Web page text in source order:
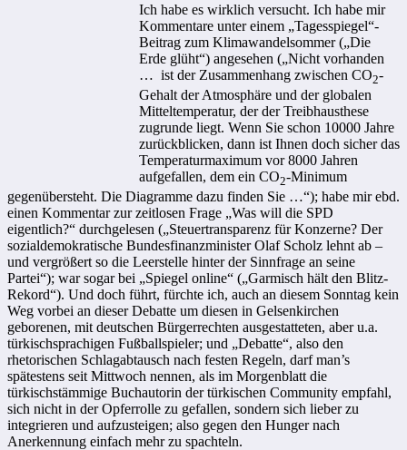
Ich habe es wirklich versucht. Ich habe mir
Kommentare unter einem „Tagesspiegel“-
Beitrag zum Klimawandelsommer („Die
Erde glüht“) angesehen („Nicht vorhanden
… ist der Zusammenhang zwischen CO2-
Gehalt der Atmosphäre und der globalen
Mitteltemperatur, der der Treibhausthese
zugrunde liegt. Wenn Sie schon 10000 Jahre
zurückblicken, dann ist Ihnen doch sicher das
Temperaturmaximum vor 8000 Jahren
aufgefallen, dem ein CO2-Minimum
gegenübersteht. Die Diagramme dazu finden Sie …“); habe mir ebd.
einen Kommentar zur zeitlosen Frage „Was will die SPD
eigentlich?“ durchgelesen („Steuertransparenz für Konzerne? Der
sozialdemokratische Bundesfinanzminister Olaf Scholz lehnt ab –
und vergrößert so die Leerstelle hinter der Sinnfrage an seine
Partei“); war sogar bei „Spiegel online“ („Garmisch hält den Blitz-
Rekord“). Und doch führt, fürchte ich, auch an diesem Sonntag kein
Weg vorbei an dieser Debatte um diesen in Gelsenkirchen
geborenen, mit deutschen Bürgerrechten ausgestatteten, aber u.a.
türkischsprachigen Fußballspieler; und „Debatte“, also den
rhetorischen Schlagabtausch nach festen Regeln, darf man’s
spätestens seit Mittwoch nennen, als im Morgenblatt die
türkischstämmige Buchautorin der türkischen Community empfahl,
sich nicht in der Opferrolle zu gefallen, sondern sich lieber zu
integrieren und aufzusteigen; also gegen den Hunger nach
Anerkennung einfach mehr zu spachteln.